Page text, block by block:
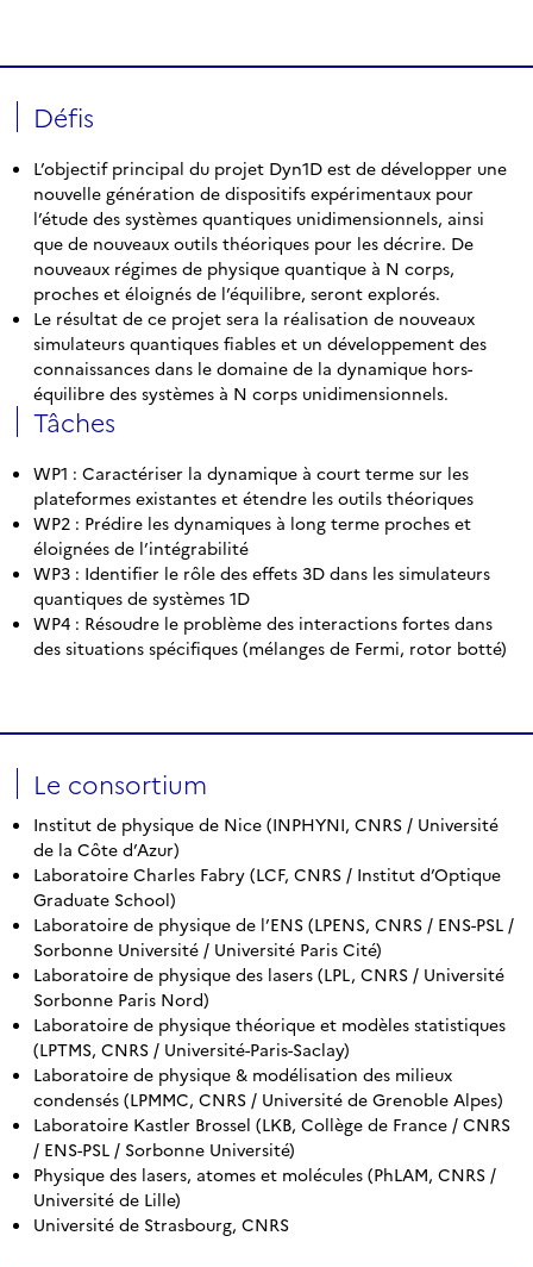
Défis
L’objectif principal du projet Dyn1D est de développer une
nouvelle génération de dispositifs expérimentaux pour
l’étude des systèmes quantiques unidimensionnels, ainsi
que de nouveaux outils théoriques pour les décrire. De
nouveaux régimes de physique quantique à N corps,
proches et éloignés de l’équilibre, seront explorés.
Le résultat de ce projet sera la réalisation de nouveaux
simulateurs quantiques fiables et un développement des
connaissances dans le domaine de la dynamique hors-
équilibre des systèmes à N corps unidimensionnels.
Tâches
WP1 : Caractériser la dynamique à court terme sur les
plateformes existantes et étendre les outils théoriques
WP2 : Prédire les dynamiques à long terme proches et
éloignées de l’intégrabilité
WP3 : Identifier le rôle des effets 3D dans les simulateurs
quantiques de systèmes 1D
WP4 : Résoudre le problème des interactions fortes dans
des situations spécifiques (mélanges de Fermi, rotor botté)
Le consortium
Institut de physique de Nice (INPHYNI, CNRS / Université
de la Côte d’Azur)
Laboratoire Charles Fabry (LCF, CNRS / Institut d’Optique
Graduate School)
Laboratoire de physique de l’ENS (LPENS, CNRS / ENS-PSL /
Sorbonne Université / Université Paris Cité)
Laboratoire de physique des lasers (LPL, CNRS / Université
Sorbonne Paris Nord)
Laboratoire de physique théorique et modèles statistiques
(LPTMS, CNRS / Université-Paris-Saclay)
Laboratoire de physique & modélisation des milieux
condensés (LPMMC, CNRS / Université de Grenoble Alpes)
Laboratoire Kastler Brossel (LKB, Collège de France / CNRS
/ ENS-PSL / Sorbonne Université)
Physique des lasers, atomes et molécules (PhLAM, CNRS /
Université de Lille)
Université de Strasbourg, CNRS